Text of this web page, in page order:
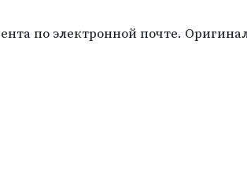
по электронной почте.